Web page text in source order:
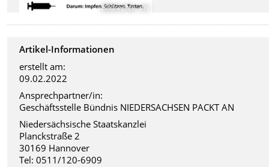
Bildrechte:ms
Artikel-Informationen
erstellt am:
09.02.2022
Ansprechpartner/in:
Geschäftsstelle Bündnis NIEDERSACHSEN PACKT AN
Niedersächsische Staatskanzlei
Planckstraße 2
30169 Hannover
Tel: 0511/120-6909